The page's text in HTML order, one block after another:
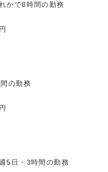
かで8時間の勤務
の勤務
5日・3時間の勤務